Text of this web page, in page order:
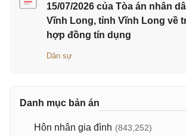
15/07/2026 của Tòa án nhân
Vĩnh Long, tỉnh Vĩnh Long về
hợp đồng tín dụng
Dân sự
Danh mục bản án
Hôn nhân gia đình (843,252)